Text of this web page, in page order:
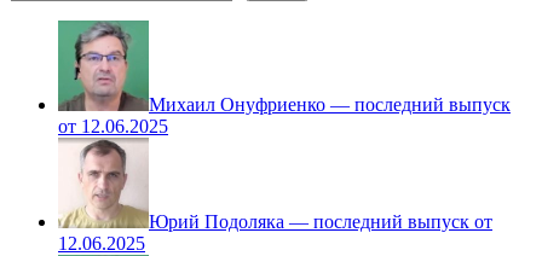
Михаил Онуфриенко — последний выпуск
от 12.06.2025
Юрий Подоляка — последний выпуск от
12.06.2025